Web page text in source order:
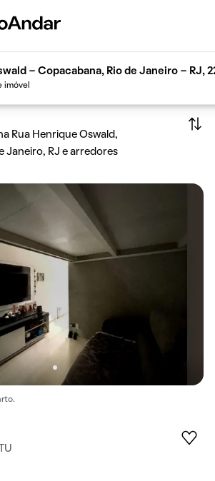
- Copacabana, Rio de Janeiro - RJ,
imóvel
Rua Henrique Oswald,
Janeiro, RJ e arredores